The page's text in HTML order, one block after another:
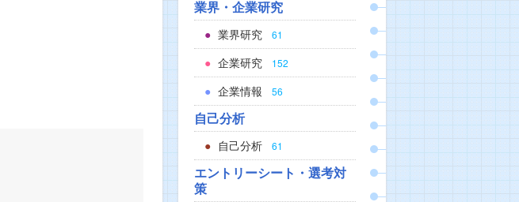
業界・企業研究
業界研究 61
企業研究 152
企業情報 56
自己分析
自己分析 61
エントリーシート・選考対
策